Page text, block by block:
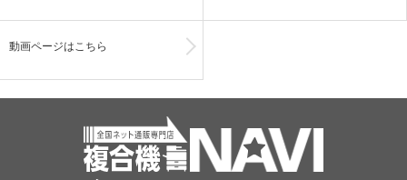
動画ページはこちら